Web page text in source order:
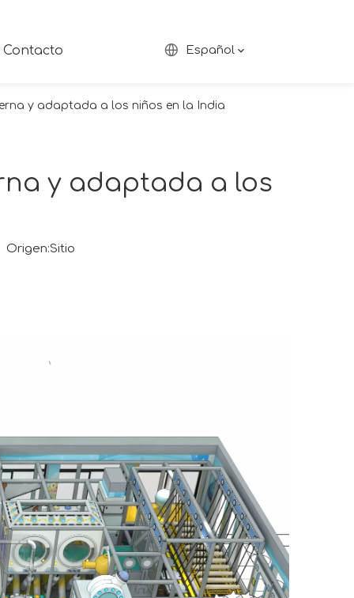
Contacto Español
y adaptada a los niños en la India
y adaptada a los
Sitio